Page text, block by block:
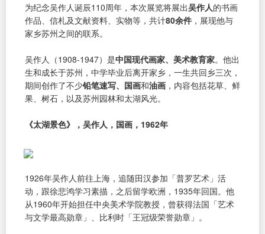
为纪念吴作人诞辰110周年，本次展览将展出吴作人的书画
作品、信札及文献资料、实物等，共计80余件 ，展现他与
家乡苏州之间的联系。
吴作人（1908-1947）是中国现代画家、美术教育家。他出
生和成长于苏州，中学毕业后离开家乡，一生共回乡三次，
期间创作了不少铅笔速写、国画和油画 ，内容包括花草、鲜
果、树石，以及苏州园林和太湖风光。
《太湖景色》，吴作人，国画，1962年
1926年吴作人前往上海，追随田汉参加「普罗艺术」活
动，跟徐悲鸿学习素描，之后留学欧洲，1935年回国。他
从1960年开始担任中央美术学院教授，曾获得法国「艺术
与文学最高勋章」、比利时「王冠级荣誉勋章」。